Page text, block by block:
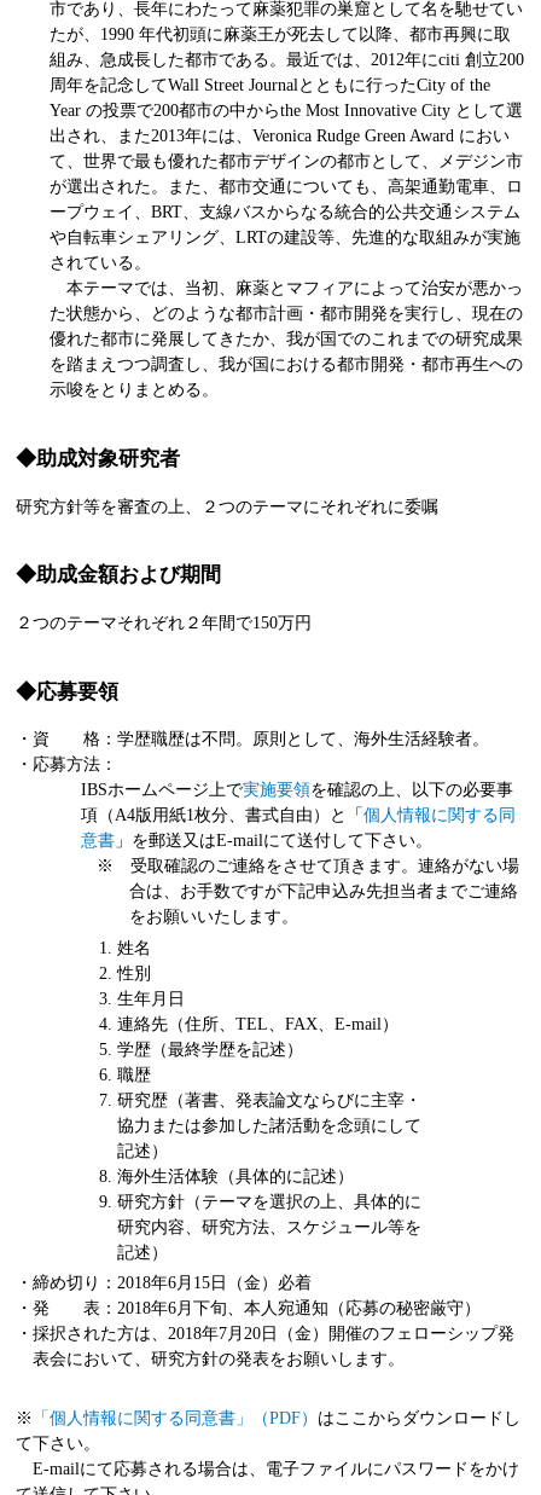
市であり、長年にわたって麻薬犯罪の巣窟として名を馳せてい
たが、1990 年代初頭に麻薬王が死去して以降、都市再興に取
組み、急成長した都市である。最近では、2012年にciti 創立200
周年を記念してWall Street Journalとともに行ったCity of the
Year の投票で200都市の中からthe Most Innovative City として選
出され、また2013年には、Veronica Rudge Green Award におい
て、世界で最も優れた都市デザインの都市として、メデジン市
が選出された。また、都市交通についても、高架通勤電車、ロ
ープウェイ、BRT、支線バスからなる統合的公共交通システム
や自転車シェアリング、LRTの建設等、先進的な取組みが実施
されている。
本テーマでは、当初、麻薬とマフィアによって治安が悪かっ
た状態から、どのような都市計画・都市開発を実行し、現在の
優れた都市に発展してきたか、我が国でのこれまでの研究成果
を踏まえつつ調査し、我が国における都市開発・都市再生への
示唆をとりまとめる。
◆助成対象研究者
研究方針等を審査の上、２つのテーマにそれぞれに委嘱
◆助成金額および期間
２つのテーマそれぞれ２年間で150万円
◆応募要領
・資 格：学歴職歴は不問。原則として、海外生活経験者。
・応募方法：
IBSホームページ上で実施要領を確認の上、以下の必要事
項（A4版用紙1枚分、書式自由）と「 個人情報に関する同
意書」を郵送又はE-mailにて送付して下さい。
※ 受取確認のご連絡をさせて頂きます。連絡がない場
合は、お手数ですが下記申込み先担当者までご連絡
をお願いいたします。
姓名
性別
生年月日
連絡先（住所、TEL、FAX、E-mail）
学歴（最終学歴を記述）
職歴
研究歴（著書、発表論文ならびに主宰・
協力または参加した諸活動を念頭にして
記述）
海外生活体験（具体的に記述）
研究方針（テーマを選択の上、具体的に
研究内容、研究方法、スケジュール等を
記述）
・締め切り：2018年6月15日（金）必着
・発 表：2018年6月下旬、本人宛通知（応募の秘密厳守）
・採択された方は、2018年7月20日（金）開催のフェローシップ発
表会において、研究方針の発表をお願いします。
※ 「個人情報に関する同意書」（PDF） はここからダウンロードし
て下さい。
E-mailにて応募される場合は、電子ファイルにパスワードをかけ